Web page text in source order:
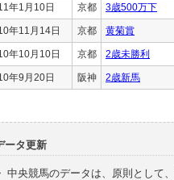
年1月10日 京都 3歳500万下
年11月14日 京都 黄菊賞
年10月10日 京都 2歳未勝利
年9月20日 阪神 2歳新馬
ータ更新
中央競馬のデータは、原則として